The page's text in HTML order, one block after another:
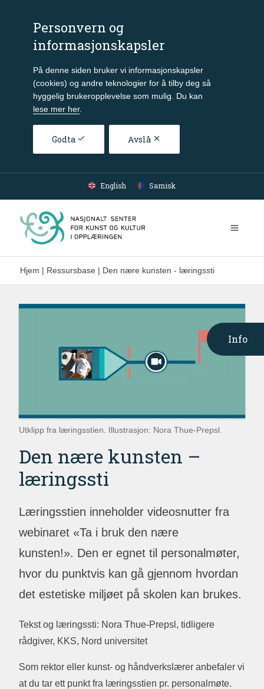
Personvern og
informasjonskapsler
På denne siden bruker vi informasjonskapsler
(cookies) og andre teknologier for å tilby deg så
hyggelig brukeropplevelse som mulig. Du kan
lese mer her.
Godta Avslå
Gå til hovedinnhold
English Samisk
Hjem | Ressursbase | Den nære kunsten - læringssti
Info
Utklipp fra læringsstien. Illustrasjon: Nora Thue-Prepsl.
Den nære kunsten –
læringssti
Læringsstien inneholder videosnutter fra
webinaret «Ta i bruk den nære
kunsten!». Den er egnet til personalmøter,
hvor du punktvis kan gå gjennom hvordan
det estetiske miljøet på skolen kan brukes.
Tekst og læringssti: Nora Thue-Prepsl, tidligere
rådgiver, KKS, Nord universitet
Som rektor eller kunst- og håndverkslærer anbefaler vi
at du tar ett punkt fra læringsstien pr. personalmøte.